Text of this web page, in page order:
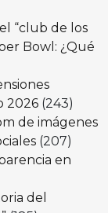
“club de los
Bowl: ¿Qué
2026 (243)
de imágenes
(207)
en
del